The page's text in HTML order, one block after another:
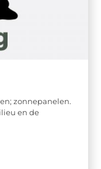
zonnepanelen.
en de